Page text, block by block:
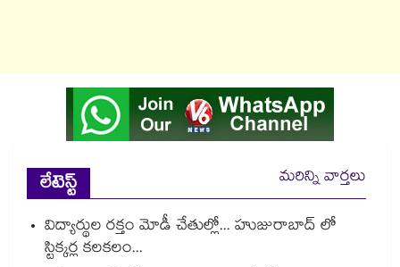
లేటెస్ట్
మరిన్ని వార్తలు
విద్యార్థుల రక్తం మోడీ చేతుల్లో... హుజురాబాద్ లో
స్టిక్కర్ల కలకలం...